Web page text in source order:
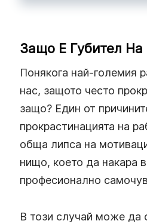
Защо Е Губител
Понякога най-големия
нас, защото често
защо? Един от
прокрастинацията на
обща липса на
нищо, което да накара
професионално
В този случай може да